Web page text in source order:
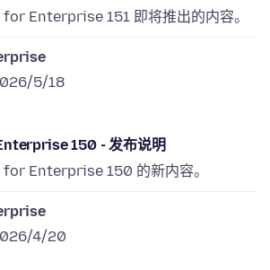
Enterprise 151 即将推出的内容。
5/18
150 - 发布说明
Enterprise 150 的新内容。
4/20